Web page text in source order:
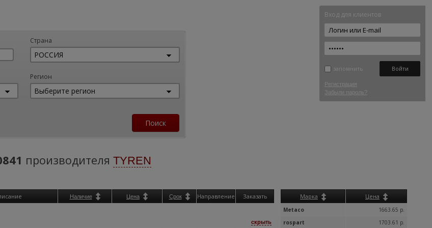
Вход для клиентов
запомнить
Регистрация
Забыли пароль?
Страна
Регион
производителя TYREN
Наличие Цена Срок Направление Заказать
скрыть
Марка Цена
Metaco
1663.65 р.
rospart
1703.61 р.